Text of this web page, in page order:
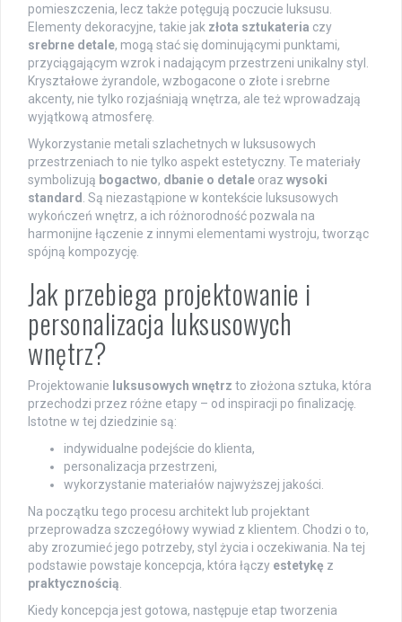
pomieszczenia, lecz także potęgują poczucie luksusu.
Elementy dekoracyjne, takie jak złota sztukateria czy
srebrne detale, mogą stać się dominującymi punktami,
przyciągającym wzrok i nadającym przestrzeni unikalny styl.
Kryształowe żyrandole, wzbogacone o złote i srebrne
akcenty, nie tylko rozjaśniają wnętrza, ale też wprowadzają
wyjątkową atmosferę.
Wykorzystanie metali szlachetnych w luksusowych
przestrzeniach to nie tylko aspekt estetyczny. Te materiały
symbolizują bogactwo, dbanie o detale oraz wysoki
standard . Są niezastąpione w kontekście luksusowych
wykończeń wnętrz, a ich różnorodność pozwala na
harmonijne łączenie z innymi elementami wystroju, tworząc
spójną kompozycję.
Jak przebiega projektowanie i
personalizacja luksusowych
wnętrz?
Projektowanie luksusowych wnętrz to złożona sztuka, która
przechodzi przez różne etapy – od inspiracji po finalizację.
Istotne w tej dziedzinie są:
indywidualne podejście do klienta,
personalizacja przestrzeni,
wykorzystanie materiałów najwyższej jakości.
Na początku tego procesu architekt lub projektant
przeprowadza szczegółowy wywiad z klientem. Chodzi o to,
aby zrozumieć jego potrzeby, styl życia i oczekiwania. Na tej
podstawie powstaje koncepcja, która łączy estetykę z
praktycznością.
Kiedy koncepcja jest gotowa, następuje etap tworzenia